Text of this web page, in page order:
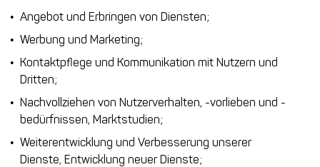
Angebot und Erbringen von Diensten;
Werbung und Marketing;
Kontaktpflege und Kommunikation mit Nutzern und
Dritten;
Nachvollziehen von Nutzerverhalten, -vorlieben und -
bedürfnissen, Marktstudien;
Weiterentwicklung und Verbesserung unserer
Dienste, Entwicklung neuer Dienste;